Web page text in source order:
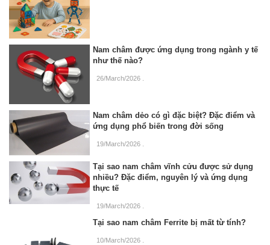
Nam châm được ứng dụng trong ngành y tế
như thế nào?
26/March/2026 .
Nam châm dẻo có gì đặc biệt? Đặc điểm và
ứng dụng phổ biến trong đời sống
19/March/2026 .
Tại sao nam châm vĩnh cửu được sử dụng
nhiều? Đặc điểm, nguyên lý và ứng dụng
thực tế
19/March/2026 .
Tại sao nam châm Ferrite bị mất từ tính?
10/March/2026 .